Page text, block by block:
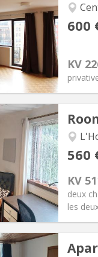
600
KV
560
KV
deux
les